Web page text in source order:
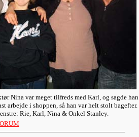
Nina var meget tilfreds med Karl, og sagde han
arbejde i shoppen, så han var helt stolt bagefter.
Rie, Karl, Nina & Onkel Stanley.